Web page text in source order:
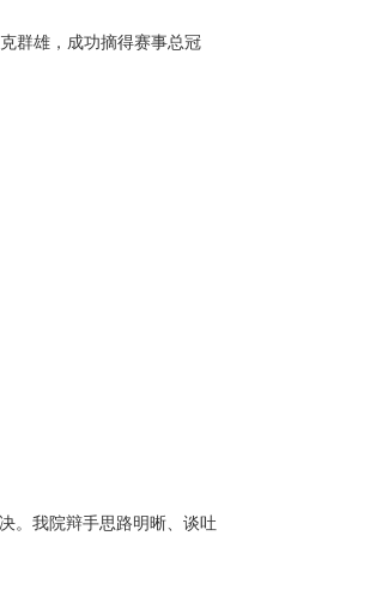
群雄，成功摘得赛事总冠
。我院辩手思路明晰、谈吐